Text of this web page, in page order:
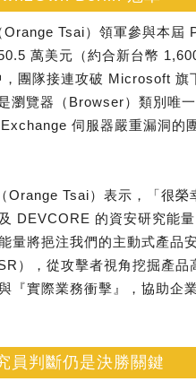
Tsai）領軍參與本屆
萬美元（約合新台幣
團隊接連攻破 Microsoft 旗
瀏覽器（Browser）類別唯
伺服器嚴重漏洞的
Tsai）表示，「很榮
DEVCORE 的資安研究能
量將挹注我們的主動式產品
），從攻擊者視角挖掘產品
『實際業務衝擊』，協助企
員判斷仍是決勝關鍵